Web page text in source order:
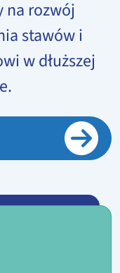
na rozwój
stawów i
w dłuższej